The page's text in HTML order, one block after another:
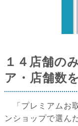
１４店舗の
ア・店舗数
「プレミアムお
ンショップで選ん